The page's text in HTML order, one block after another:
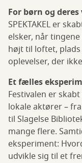
For børn og
SPEKTAKEL er
elsker, når
højt til loftet,
oplevelser, der
Et fælles
Festivalen er
lokale aktører –
til Slagelse
mange flere.
eksperiment:
udvikle sig til et